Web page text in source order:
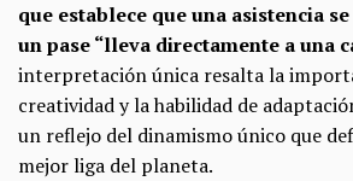
que establece que una asistencia
un pase “lleva directamente a una
interpretación única resalta la
creatividad y la habilidad de
un reflejo del dinamismo único que
mejor liga del planeta.